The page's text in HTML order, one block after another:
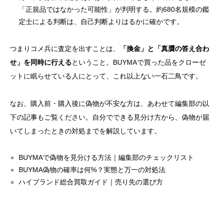
「正規品ではなかった可能性」が判明する。約680名規模の鑑
定士による判断は、自己判断よりはるかに確かです。
つまりコメ兵に査定を出すことは、
「換金」と「真贋の答え合わ
せ」を同時に行えるということ。BUYMAで買った品をクローゼ
ットに眠らせている人にとって、これ以上ない一石二鳥です。
なお、購入前・購入後に偽物が不安な方は、あわせて編集部の以
下の記事もご覧ください。自分でできる見分け方から、偽物が届
いてしまったときの対処までを解説しています。
BUYMAで偽物を見分ける方法｜編集部のチェックリスト
BUYMA偽物の確率は何%？実態と万一の対処法
ハイブランド総合買取ガイド｜売り先の選び方